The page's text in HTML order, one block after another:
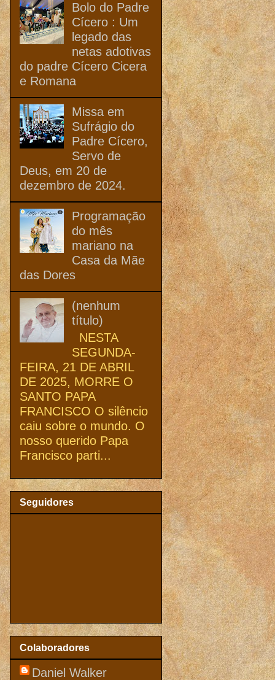
Bolo do Padre
Cícero : Um
legado das
netas adotivas
do padre Cícero Cicera
e Romana
Missa em
Sufrágio do
Padre Cícero,
Servo de
Deus, em 20 de
dezembro de 2024.
Programação
do mês
mariano na
Casa da Mãe
das Dores
(nenhum
título)
NESTA
SEGUNDA-
FEIRA, 21 DE ABRIL
DE 2025, MORRE O
SANTO PAPA
FRANCISCO O silêncio
caiu sobre o mundo. O
nosso querido Papa
Francisco parti...
Seguidores
Colaboradores
Daniel Walker